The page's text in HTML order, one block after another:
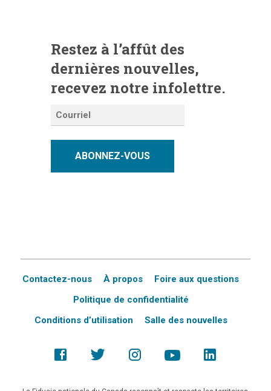
Restez à l’affût des
dernières nouvelles,
recevez notre infolettre.
ABONNEZ-VOUS
Contactez-nous À propos
Foire aux questions
Politique de confidentialité
Conditions d’utilisation
Salle des nouvelles